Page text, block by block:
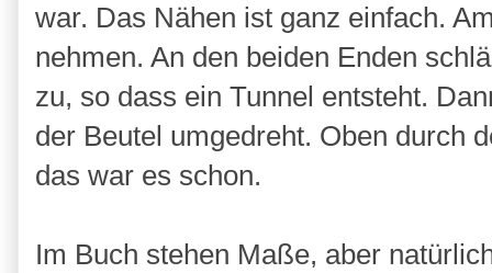
war. Das Nähen ist ganz einfach.
nehmen. An den beiden Enden
zu, so dass ein Tunnel entsteht.
der Beutel umgedreht. Oben durch
das war es schon.
Im Buch stehen Maße, aber